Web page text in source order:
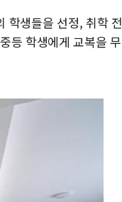
학생들을 선정, 취학 전
등 학생에게 교복을 무